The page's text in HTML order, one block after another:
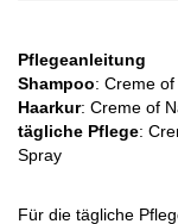
Pflegeanleitung
Shampoo: Creme
Haarkur: Creme of
tägliche Pflege:
Spray
Für die tägliche